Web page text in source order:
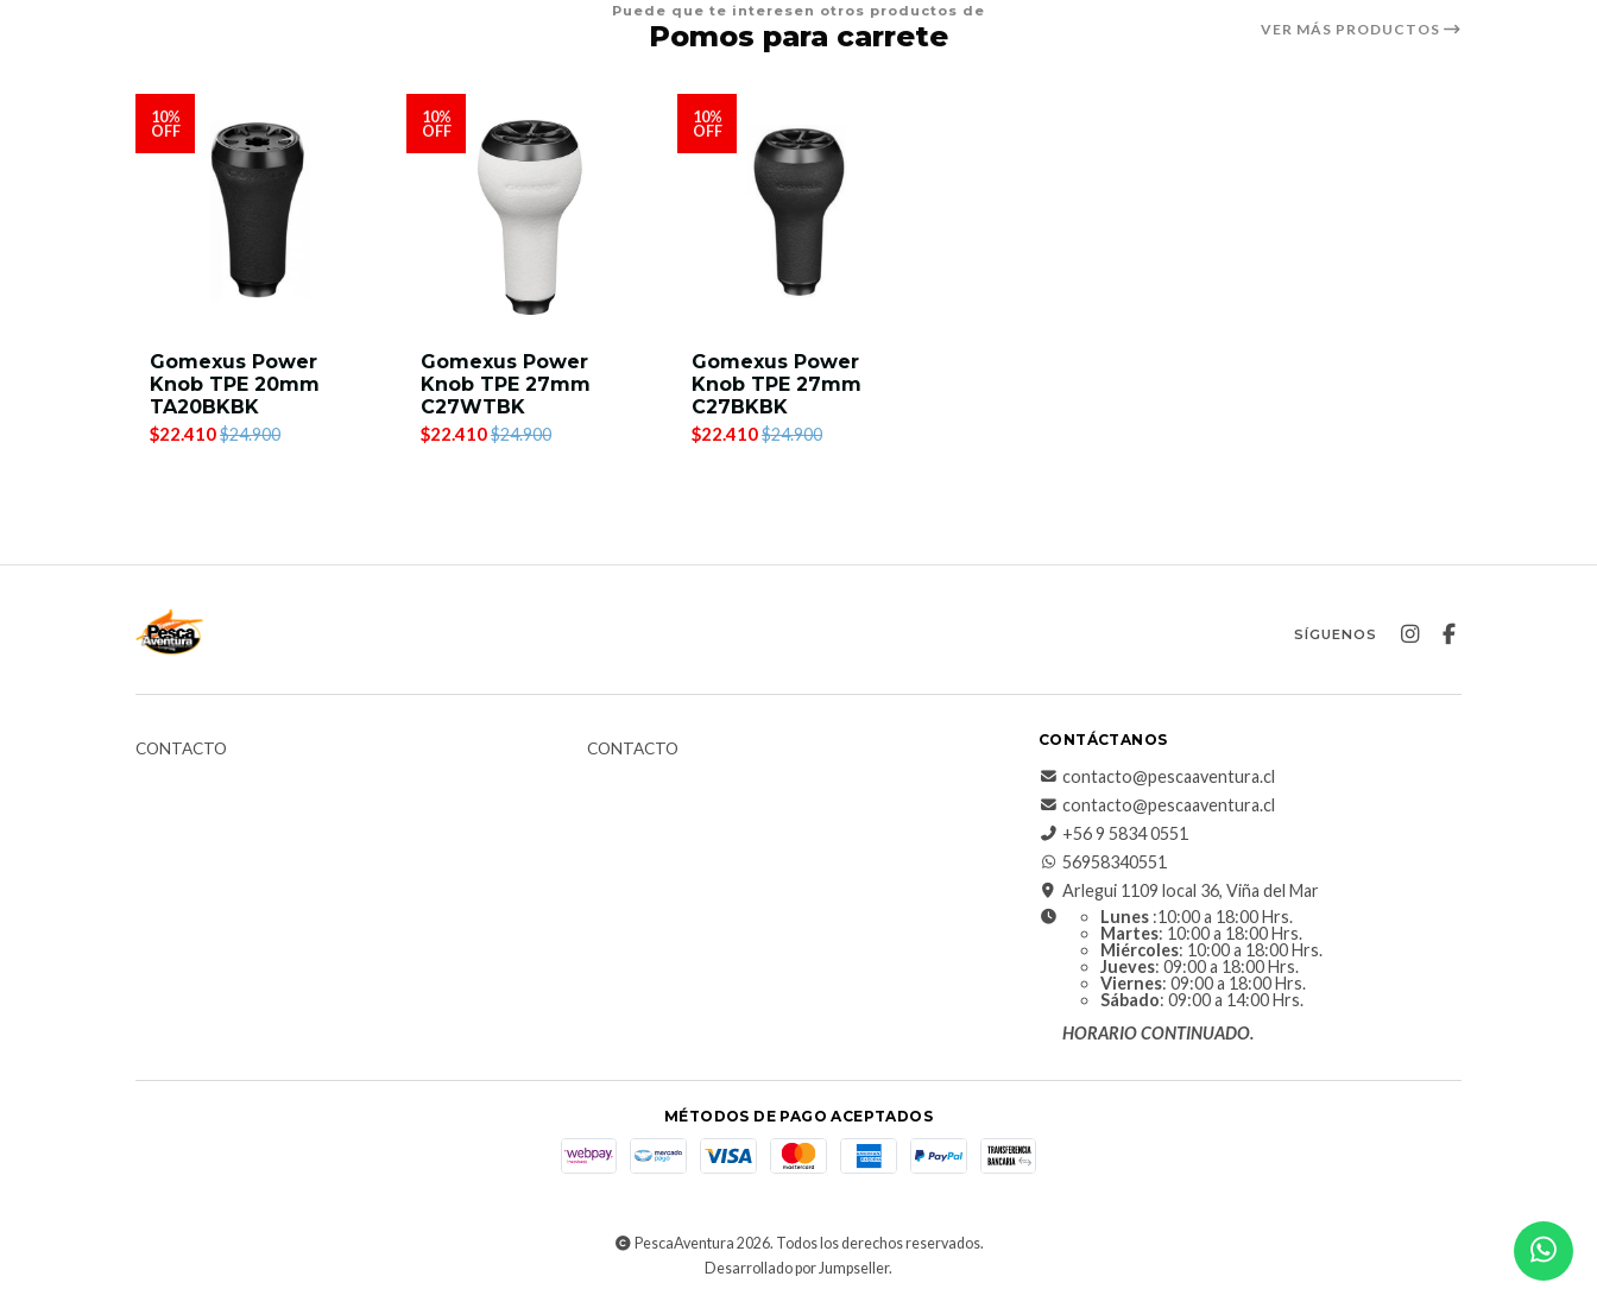
Puede que te interesen otros productos de
Pomos para carrete VER MÁS PRODUCTOS
10%
OFF
Gomexus Power
Knob TPE 20mm
TA20BKBK
$22.410$24.900
10%
OFF
Gomexus Power
Knob TPE 27mm
C27WTBK
$22.410$24.900
10%
OFF
Gomexus Power
Knob TPE 27mm
C27BKBK
$22.410$24.900
SÍGUENOS
CONTACTO CONTACTO CONTÁCTANOS
contacto@pescaaventura.cl
contacto@pescaaventura.cl
+56 9 5834 0551
56958340551
Arlegui 1109 local 36, Viña del Mar
Lunes :10:00 a 18:00 Hrs.
Martes: 10:00 a 18:00 Hrs.
Miércoles: 10:00 a 18:00 Hrs.
Jueves: 09:00 a 18:00 Hrs.
Viernes: 09:00 a 18:00 Hrs.
Sábado: 09:00 a 14:00 Hrs.
HORARIO CONTINUADO.
MÉTODOS DE PAGO ACEPTADOS
PescaAventura 2026. Todos los derechos reservados.
Desarrollado por Jumpseller.